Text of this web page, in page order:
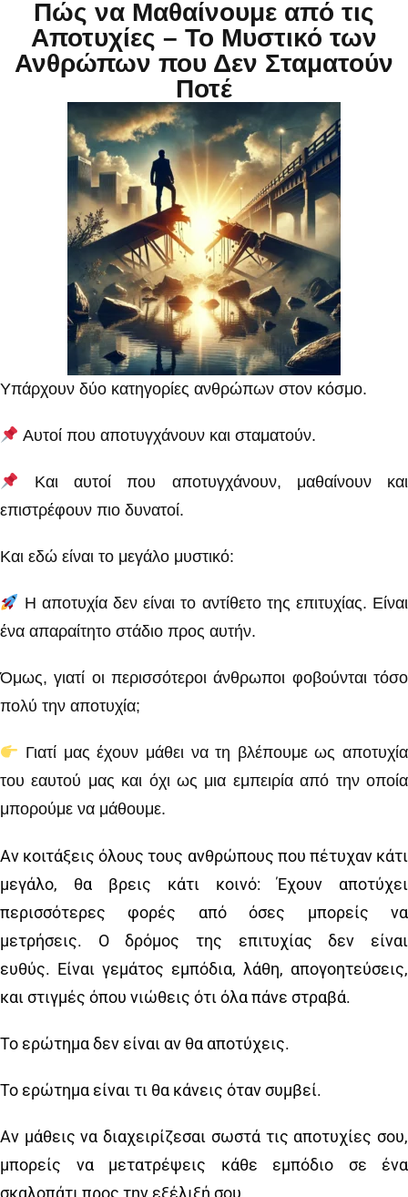
Πώς να Μαθαίνουμε από τις
Αποτυχίες – Το Μυστικό των
Ανθρώπων που Δεν Σταματούν
Ποτέ
Υπάρχουν δύο κατηγορίες ανθρώπων στον κόσμο.
Αυτοί που αποτυγχάνουν και σταματούν.
Και αυτοί που αποτυγχάνουν, μαθαίνουν και
επιστρέφουν πιο δυνατοί.
Και εδώ είναι το μεγάλο μυστικό:
Η αποτυχία δεν είναι το αντίθετο της επιτυχίας. Είναι
ένα απαραίτητο στάδιο προς αυτήν.
Όμως, γιατί οι περισσότεροι άνθρωποι φοβούνται τόσο
πολύ την αποτυχία;
Γιατί μας έχουν μάθει να τη βλέπουμε ως αποτυχία
του εαυτού μας και όχι ως μια εμπειρία από την οποία
μπορούμε να μάθουμε.
Αν κοιτάξεις όλους τους ανθρώπους που πέτυχαν κάτι
μεγάλο, θα βρεις κάτι κοινό: Έχουν αποτύχει
περισσότερες φορές από όσες μπορείς να
μετρήσεις. Ο δρόμος της επιτυχίας δεν είναι
ευθύς. Είναι γεμάτος εμπόδια, λάθη, απογοητεύσεις,
και στιγμές όπου νιώθεις ότι όλα πάνε στραβά.
Το ερώτημα δεν είναι αν θα αποτύχεις.
Το ερώτημα είναι τι θα κάνεις όταν συμβεί.
Αν μάθεις να διαχειρίζεσαι σωστά τις αποτυχίες σου,
μπορείς να μετατρέψεις κάθε εμπόδιο σε ένα
σκαλοπάτι προς την εξέλιξή σου.